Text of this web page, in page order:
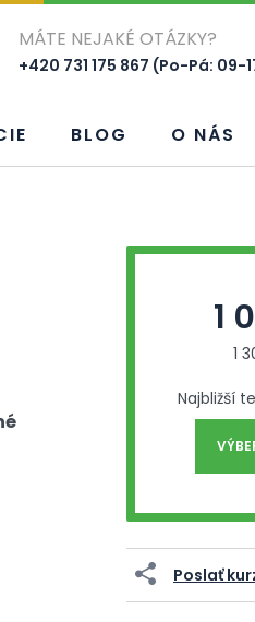
MÁTE NEJAKÉ OTÁZKY?
+420 731 175 867 (Po-Pá: 09-
BLOG O NÁS
1
1
Najbližší
Poslať